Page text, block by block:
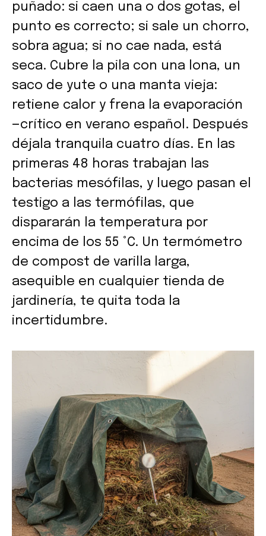
puñado: si caen una o dos gotas, el
punto es correcto; si sale un chorro,
sobra agua; si no cae nada, está
seca. Cubre la pila con una lona, un
saco de yute o una manta vieja:
retiene calor y frena la evaporación
—crítico en verano español. Después
déjala tranquila cuatro días. En las
primeras 48 horas trabajan las
bacterias mesófilas, y luego pasan el
testigo a las termófilas, que
dispararán la temperatura por
encima de los 55 °C. Un termómetro
de compost de varilla larga,
asequible en cualquier tienda de
jardinería, te quita toda la
incertidumbre.